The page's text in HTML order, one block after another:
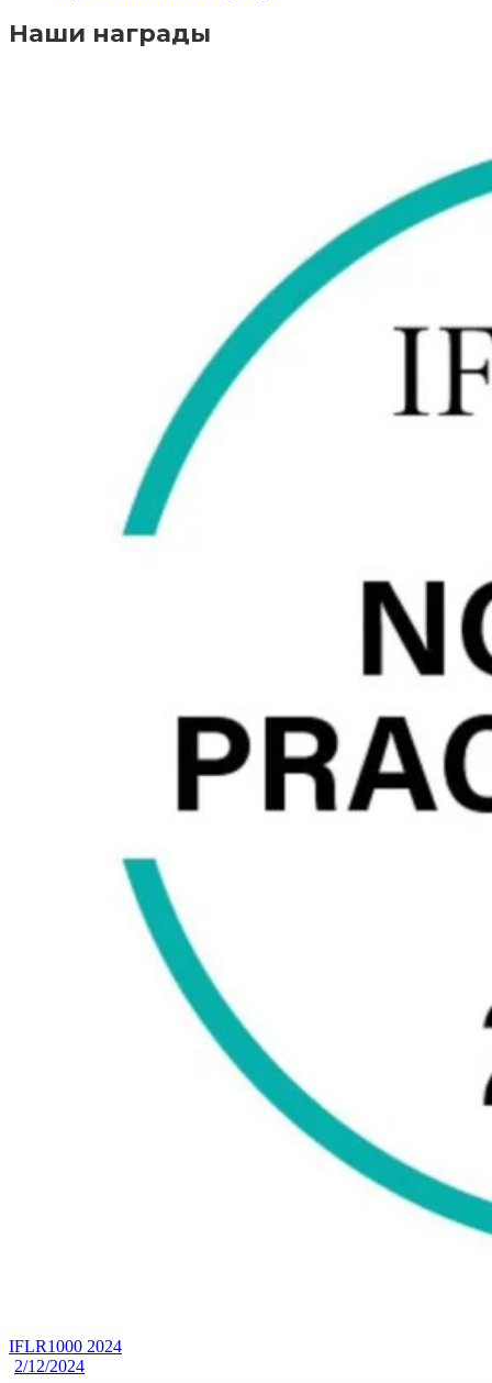
Наши награды
IFLR1000 2024
2/12/2024